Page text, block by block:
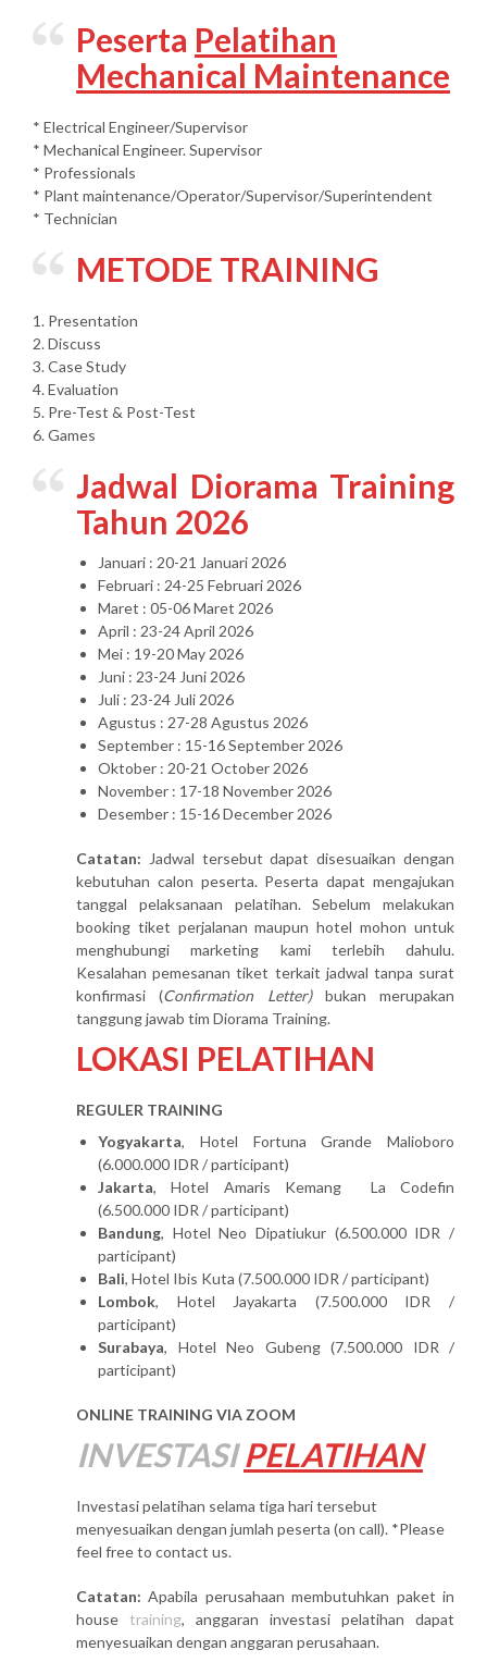
Peserta Pelatihan
Mechanical Maintenance
* Electrical Engineer/Supervisor
* Mechanical Engineer. Supervisor
* Professionals
* Plant maintenance/Operator/Supervisor/Superintendent
* Technician
METODE TRAINING
1. Presentation
2. Discuss
3. Case Study
4. Evaluation
5. Pre-Test & Post-Test
6. Games
Jadwal Diorama Training
Tahun 2026
Januari : 20-21 Januari 2026
Februari : 24-25 Februari 2026
Maret : 05-06 Maret 2026
April : 23-24 April 2026
Mei : 19-20 May 2026
Juni : 23-24 Juni 2026
Juli : 23-24 Juli 2026
Agustus : 27-28 Agustus 2026
September : 15-16 September 2026
Oktober : 20-21 October 2026
November : 17-18 November 2026
Desember : 15-16 December 2026
Catatan: Jadwal tersebut dapat disesuaikan dengan
kebutuhan calon peserta. Peserta dapat mengajukan
tanggal pelaksanaan pelatihan. Sebelum melakukan
booking tiket perjalanan maupun hotel mohon untuk
menghubungi marketing kami terlebih dahulu.
Kesalahan pemesanan tiket terkait jadwal tanpa surat
konfirmasi (Confirmation Letter)bukan merupakan
tanggung jawab tim Diorama Training.
LOKASI PELATIHAN
REGULER TRAINING
Yogyakarta, Hotel Fortuna Grande Malioboro
(6.000.000 IDR / participant)
Jakarta, Hotel Amaris Kemang La Codefin
(6.500.000 IDR / participant)
Bandung, Hotel Neo Dipatiukur (6.500.000 IDR /
participant)
Bali, Hotel Ibis Kuta (7.500.000 IDR / participant)
Lombok, Hotel Jayakarta (7.500.000 IDR /
participant)
Surabaya, Hotel Neo Gubeng (7.500.000 IDR /
participant)
ONLINE TRAINING VIA ZOOM
INVESTASI PELATIHAN
Investasi pelatihan selama tiga hari tersebut
menyesuaikan dengan jumlah peserta (on call). *Please
feel free to contact us.
Catatan: Apabila perusahaan membutuhkan paket in
house training, anggaran investasi pelatihan dapat
menyesuaikan dengan anggaran perusahaan.